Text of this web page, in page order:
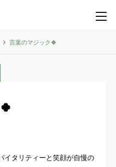
言葉のマジック🍀
イタリティーと笑顔が自慢の